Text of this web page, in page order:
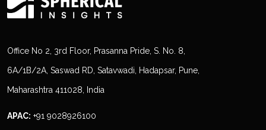
Office No 2, 3rd Floor, Prasanna Pride, S. No. 8,
6A/1B/2A, Saswad RD, Satavwadi, Hadapsar, Pune,
Maharashtra 411028, India
APAC: +91 9028926100